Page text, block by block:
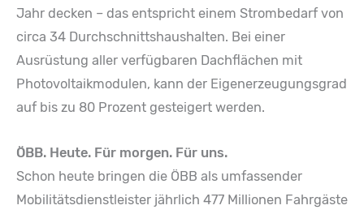
Jahr decken – das entspricht einem Strombedarf von
circa 34 Durchschnittshaushalten. Bei einer
Ausrüstung aller verfügbaren Dachflächen mit
Photovoltaikmodulen, kann der Eigenerzeugungsgrad
auf bis zu 80 Prozent gesteigert werden.
ÖBB. Heute. Für morgen. Für uns.
Schon heute bringen die ÖBB als umfassender
Mobilitätsdienstleister jährlich 477 Millionen Fahrgäste